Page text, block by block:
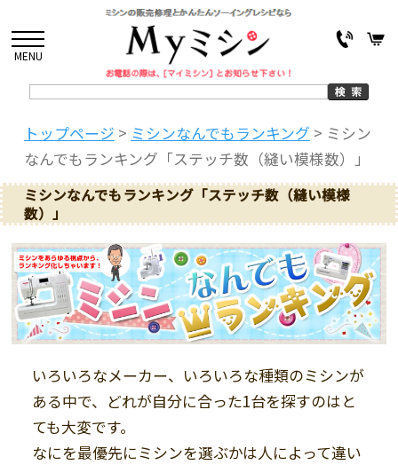
MENU
トップページ > ミシンなんでもランキング > ミシン
なんでもランキング「ステッチ数（縫い模様数）」
ミシンなんでもランキング「ステッチ数（縫い模様
数）」
いろいろなメーカー、いろいろな種類のミシンが
ある中で、どれが自分に合った1台を探すのはと
ても大変です。
なにを最優先にミシンを選ぶかは人によって違い